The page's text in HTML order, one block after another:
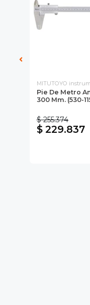
MITUTOYO
Pie De Metro
300 Mm. (530-
$ 255.374
$ 229.837